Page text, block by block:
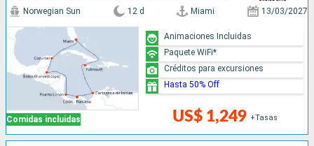
Comidas incluidas
Norwegian Sun 12 d Miami 13/03/2027
US$ 1,249 +Tasas
Animaciones Incluidas
Paquete WiFi*
Créditos para excursiones
Hasta 50% Off